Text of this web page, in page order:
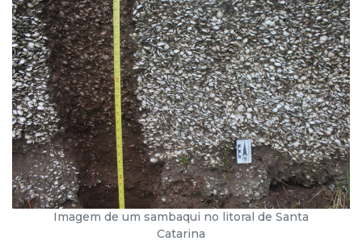
Imagem de um sambaqui no litoral de Santa
Catarina